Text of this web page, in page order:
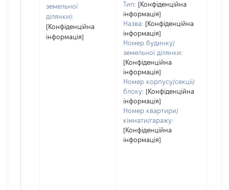
земельної
ділянки):
[Конфіденційна
інформація]
Тип: [Конфіденційна
інформація]
Назва: [Конфіденційна
інформація]
Номер будинку/
земельної ділянки:
[Конфіденційна
інформація]
Номер корпусу/секції/
блоку: [Конфіденційна
інформація]
Номер квартири/
кімнати/гаражу:
[Конфіденційна
інформація]